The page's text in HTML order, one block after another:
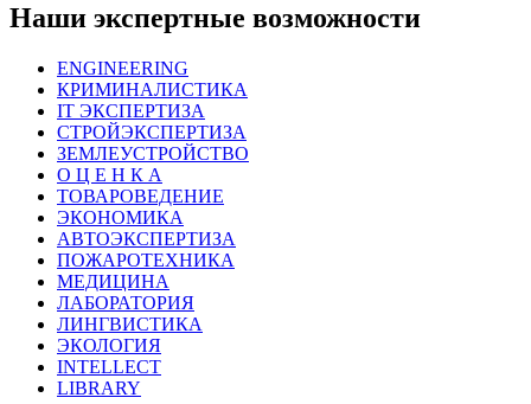
Наши экспертные возможности
ENGINEERING
КРИМИНАЛИСТИКА
IT ЭКСПЕРТИЗА
СТРОЙЭКСПЕРТИЗА
ЗЕМЛЕУСТРОЙСТВО
О Ц Е Н К А
ТОВАРОВЕДЕНИЕ
ЭКОНОМИКА
АВТОЭКСПЕРТИЗА
ПОЖАРОТЕХНИКА
МЕДИЦИНА
ЛАБОРАТОРИЯ
ЛИНГВИСТИКА
ЭКОЛОГИЯ
INTELLECT
LIBRARY